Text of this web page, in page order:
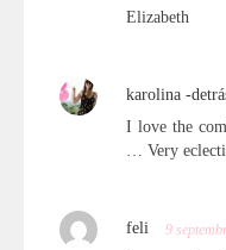
Elizabeth
karolina -
I love the
… Very
feli 9